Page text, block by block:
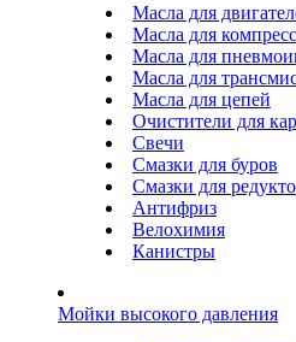
Масла для
Масла для
Масла для
Масла для
Масла для цепей
Очистители для
Свечи
Смазки для буров
Смазки для
Антифриз
Велохимия
Канистры
Мойки высокого давления